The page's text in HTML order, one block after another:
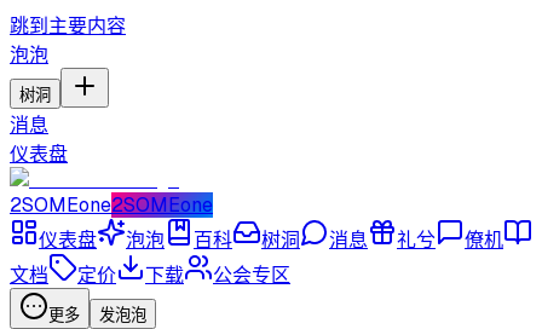
跳到主要内容
泡泡
树洞
消息
仪表盘
2SOMEone2SOMEone
仪表盘
泡泡 百科 树洞 消息 礼兮
僚机
文档
定价 下载 公会专区
更多 发泡泡